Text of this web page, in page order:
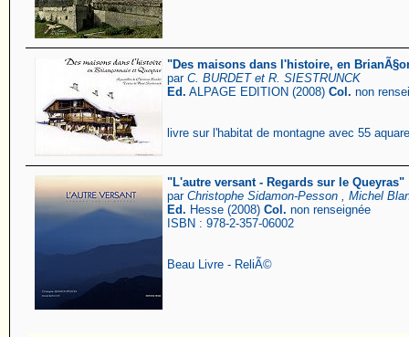
"Des maisons dans l'histoire, en
par C. BURDET et R. SIESTRUNCK
Ed. ALPAGE EDITION (2008) Col. non
livre sur l'habitat de montagne avec 55
"L'autre versant - Regards sur le Queyras"
par Christophe Sidamon-Pesson , Michel
Ed. Hesse (2008) Col. non renseignée
ISBN : 978-2-357-06002
Beau Livre - ReliÃ©